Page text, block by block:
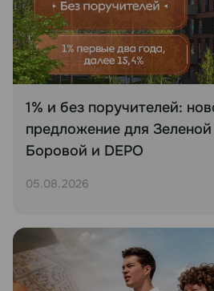
1% и без поручителей:
предложение для
Боровой и DEPO
05.08.2026